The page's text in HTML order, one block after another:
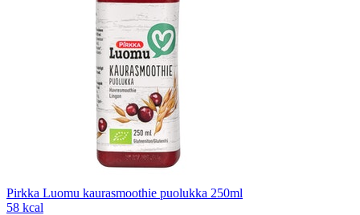
Pirkka Luomu kaurasmoothie puolukka 250ml
58 kcal